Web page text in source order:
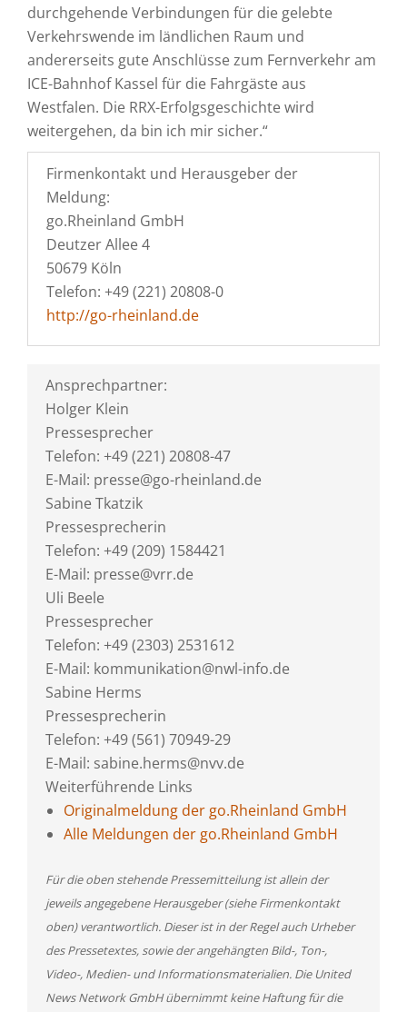
durchgehende Verbindungen für die gelebte
Verkehrswende im ländlichen Raum und
andererseits gute Anschlüsse zum Fernverkehr am
ICE-Bahnhof Kassel für die Fahrgäste aus
Westfalen. Die RRX-Erfolgsgeschichte wird
weitergehen, da bin ich mir sicher.“
Firmenkontakt und Herausgeber der
Meldung:
go.Rheinland GmbH
Deutzer Allee 4
50679 Köln
Telefon: +49 (221) 20808-0
http://go-rheinland.de
Ansprechpartner:
Holger Klein
Pressesprecher
Telefon: +49 (221) 20808-47
E-Mail: presse@go-rheinland.de
Sabine Tkatzik
Pressesprecherin
Telefon: +49 (209) 1584421
E-Mail: presse@vrr.de
Uli Beele
Pressesprecher
Telefon: +49 (2303) 2531612
E-Mail: kommunikation@nwl-info.de
Sabine Herms
Pressesprecherin
Telefon: +49 (561) 70949-29
E-Mail: sabine.herms@nvv.de
Weiterführende Links
Originalmeldung der go.Rheinland GmbH
Alle Meldungen der go.Rheinland GmbH
Für die oben stehende Pressemitteilung ist allein der
jeweils angegebene Herausgeber (siehe Firmenkontakt
oben) verantwortlich. Dieser ist in der Regel auch Urheber
des Pressetextes, sowie der angehängten Bild-, Ton-,
Video-, Medien- und Informationsmaterialien. Die United
News Network GmbH übernimmt keine Haftung für die